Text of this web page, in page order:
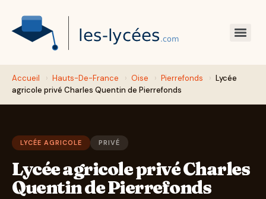
Accueil › Hauts-De-France › Oise › Pierrefonds › Lycée
agricole privé Charles Quentin de Pierrefonds
LYCÉE AGRICOLE PRIVÉ
Lycée agricole privé Charles
Quentin de Pierrefonds